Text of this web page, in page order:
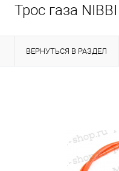
Трос газа
ВЕРНУТЬСЯ В РАЗДЕЛ